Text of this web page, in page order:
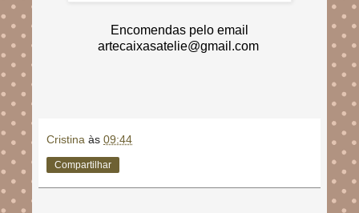
Encomendas pelo email
artecaixasatelie@gmail.com
Cristina às 09:44
Compartilhar